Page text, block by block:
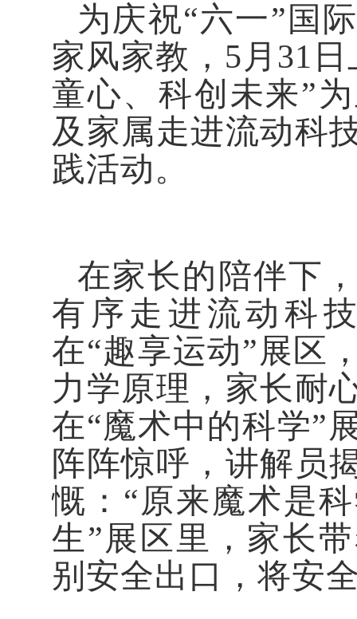
为庆祝“六一”国
家风家教，5月31
童心、科创未来”
及家属走进流动科
践活动。
在家长的陪伴下
有序走进流动科
在“趣享运动”展区
力学原理，家长耐
在“魔术中的科学”
阵阵惊呼，讲解员
慨：“原来魔术是
生”展区里，家长
别安全出口，将安